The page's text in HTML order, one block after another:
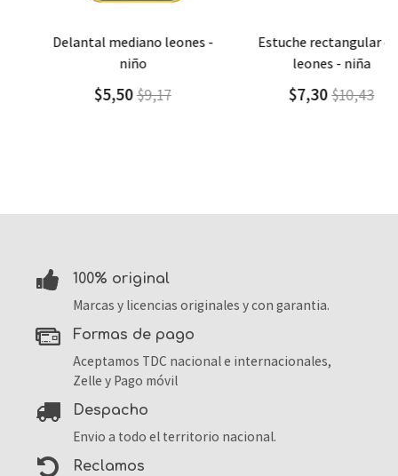
Agregar Detalle
$5,50$9,17
Agregar Detalle
leones - niña
$7,30$10,43
100% original
Marcas y licencias originales y con garantia.
formas de pago
Aceptamos TDC nacional e internacionales,
Zelle y Pago móvil
despacho
Envio a todo el territorio nacional.
reclamos